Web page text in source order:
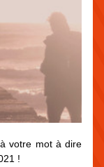
votre mot à dire
!